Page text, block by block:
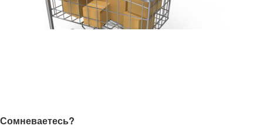
Сомневаетесь?